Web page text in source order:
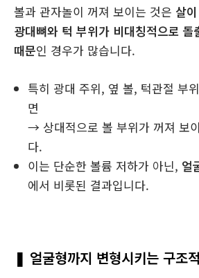
볼과 관자놀이 꺼져 보이는 것은 살
광대뼈와 턱 부위가 비대칭적으로 돌
때문인 경우가 많습니다.
특히 광대 주위, 옆 볼, 턱관절 부
면
→ 상대적으로 볼 부위가 꺼져 보
다.
이는 단순한 볼륨 저하가 아닌, 얼
에서 비롯된 결과입니다.
❚ 얼굴형까지 변형시키는 구조